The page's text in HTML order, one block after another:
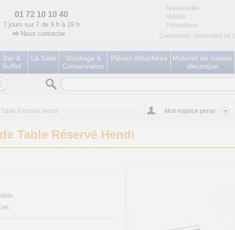
01 72 10 10 40
7 jours sur 7 de 9 h à 19 h
Nous contacter
Nouveautés
Vidéos
Promotions
Cuisinresto: Ustensiles de
Bar &
Buffet
La Salle
Stockage &
Conservation
Pièces détachées
Matériel de cuisine
électrique
Réservé Hendi Mon espace perso
Table Réservé Hendi